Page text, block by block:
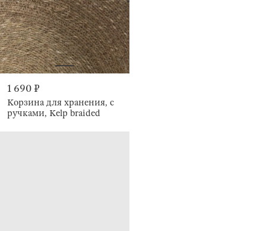
1 690 ₽
Корзина для хранения, с
ручками, Kelp braided